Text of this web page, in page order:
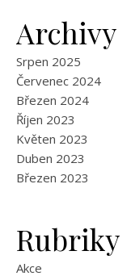
Archivy
Srpen 2025
Červenec 2024
Březen 2024
Říjen 2023
Květen 2023
Duben 2023
Březen 2023
Rubriky
Akce